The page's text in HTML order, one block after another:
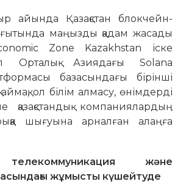
айында Қазақстан блокчейн-
маңызды қадам жасады
Zone Kazakhstan іске
Орталық Азиядағы Solana
базасындағы бірінші
ол білім алмасу, өнімдерді
қазақстандық компаниялардың
шығуына арналған алаңға
телекоммуникация және
жұмысты күшейтуде